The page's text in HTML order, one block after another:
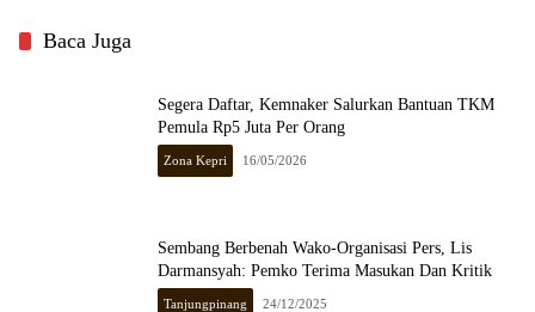
Baca Juga
Segera Daftar, Kemnaker Salurkan Bantuan TKM
Pemula Rp5 Juta Per Orang
Zona Kepri 16/05/2026
Sembang Berbenah Wako-Organisasi Pers, Lis
Darmansyah: Pemko Terima Masukan Dan Kritik
Tanjungpinang 24/12/2025